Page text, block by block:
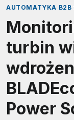
AUTOMATYKA B2B
turbin
Power